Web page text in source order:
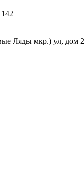
Ляды мкр.) ул, дом